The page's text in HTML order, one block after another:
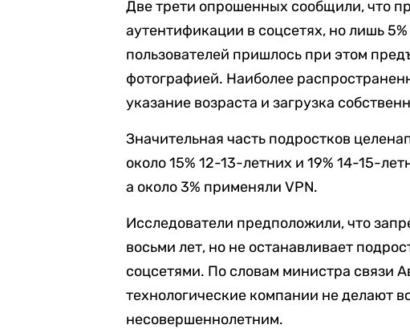
Две трети опрошенных сообщили, что
аутентификации в соцсетях, но лишь
пользователей пришлось при этом
фотографией. Наиболее
указание возраста и загрузка
Значительная часть подростков
около 15% 12-13-летних и 19% 14-15-
а около 3% применяли VPN.
Исследователи предположили, что
восьми лет, но не останавливает
соцсетями. По словам министра связи
технологические компании не делают
несовершеннолетним.